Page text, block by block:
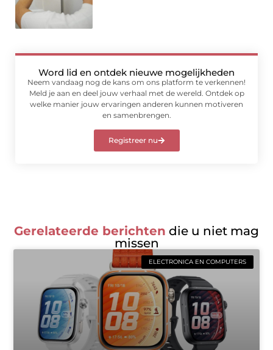
Word lid en ontdek nieuwe mogelijkheden
Neem vandaag nog de kans om ons platform te verkennen!
Meld je aan en deel jouw verhaal met de wereld. Ontdek op
welke manier jouw ervaringen anderen kunnen motiveren
en samenbrengen.
Registreer nu
Gerelateerde berichten die u niet mag
missen
ELECTRONICA EN COMPUTERS